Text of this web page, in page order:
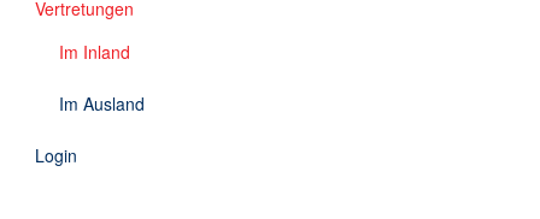
Downloads
Vertretungen
Im Inland
Im Ausland
Login